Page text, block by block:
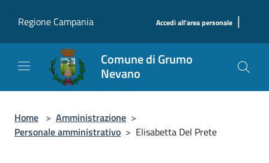
Regione Campania
Accedi all'area personale |
Comune di Grumo
Nevano
Home > Amministrazione >
Personale amministrativo > Elisabetta Del Prete